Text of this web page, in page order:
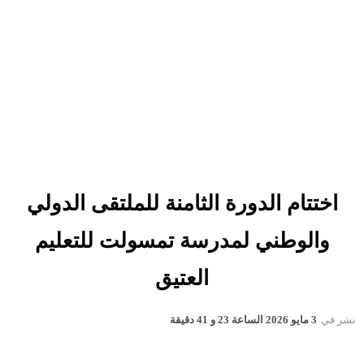
اختتام الدورة الثامنة للملتقى الدولي
والوطني لمدرسة تمسولت للتعليم
العتيق
نشر في 3 مايو 2026 الساعة 23 و 41 دقيقة